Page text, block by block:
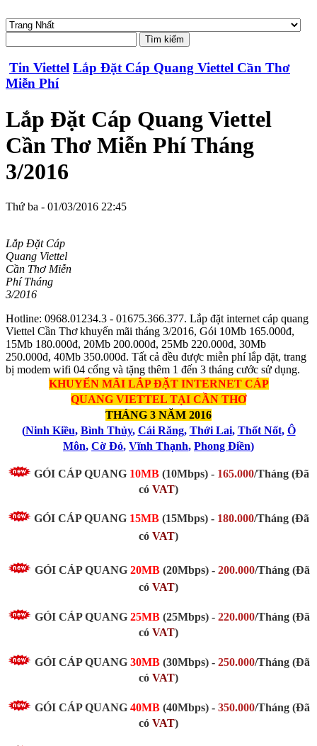
Tin Viettel Lắp Đặt Cáp Quang Viettel Cần Thơ
Miễn Phí
Lắp Đặt Cáp Quang Viettel
Cần Thơ Miễn Phí Tháng
3/2016
Thứ ba - 01/03/2016 22:45
Lắp Đặt Cáp
Quang Viettel
Cần Thơ Miễn
Phí Tháng
3/2016
Hotline: 0968.01234.3 - 01675.366.377. Lắp đặt internet cáp quang
Viettel Cần Thơ khuyến mãi tháng 3/2016, Gói 10Mb 165.000đ,
15Mb 180.000đ, 20Mb 200.000đ, 25Mb 220.000đ, 30Mb
250.000đ, 40Mb 350.000đ. Tất cả đều được miễn phí lắp đặt, trang
bị modem wifi 04 cổng và tặng thêm 1 đến 3 tháng cước sử dụng.
KHUYẾN MÃI LẮP ĐẶT INTERNET CÁP
QUANG VIETTEL TẠI CẦN THƠ
THÁNG 3 NĂM 2016
(Ninh Kiều, Bình Thủy, Cái Răng, Thới Lai, Thốt Nốt, Ô
Môn, Cờ Đỏ, Vĩnh Thạnh, Phong Điền)
GÓI CÁP QUANG 10MB (10Mbps) - 165.000/Tháng (Đã
có VAT)
GÓI CÁP QUANG 15MB (15Mbps) - 180.000/Tháng (Đã
có VAT)
GÓI CÁP QUANG 20MB (20Mbps) - 200.000/Tháng (Đã
có VAT)
GÓI CÁP QUANG 25MB (25Mbps) - 220.000/Tháng (Đã
có VAT)
GÓI CÁP QUANG 30MB (30Mbps) - 250.000/Tháng (Đã
có VAT)
GÓI CÁP QUANG 40MB (40Mbps) - 350.000/Tháng (Đã
có VAT)